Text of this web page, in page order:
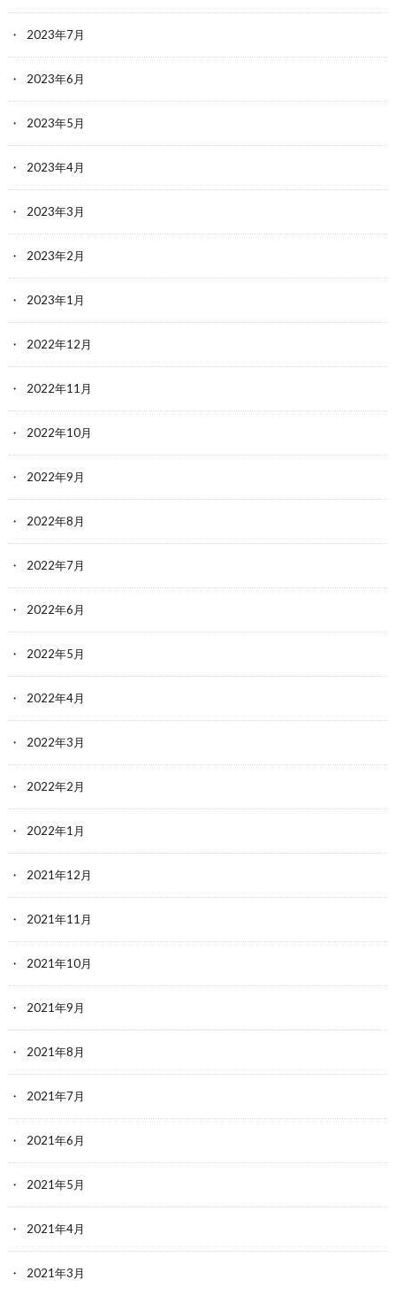
2023年7月
2023年6月
2023年5月
2023年4月
2023年3月
2023年2月
2023年1月
2022年12月
2022年11月
2022年10月
2022年9月
2022年8月
2022年7月
2022年6月
2022年5月
2022年4月
2022年3月
2022年2月
2022年1月
2021年12月
2021年11月
2021年10月
2021年9月
2021年8月
2021年7月
2021年6月
2021年5月
2021年4月
2021年3月